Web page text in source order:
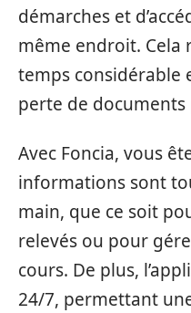
démarches et
même endroit. Cela
temps considérable
perte de documents
Avec Foncia, vous
informations sont
main, que ce soit
relevés ou pour
cours. De plus,
24/7, permettant